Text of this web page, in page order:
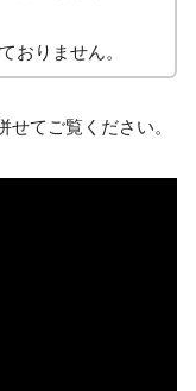
おりません。
てご覧ください。